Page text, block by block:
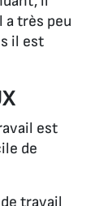
très peu
il est
est
de